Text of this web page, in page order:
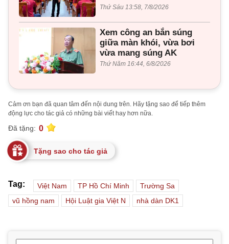
Thứ Sáu 13:58, 7/8/2026
Xem công an bắn súng
giữa màn khói, vừa bơi
vừa mang súng AK
Thứ Năm 16:44, 6/8/2026
Cảm ơn bạn đã quan tâm đến nội dung trên. Hãy tặng sao để tiếp thêm
động lực cho tác giả có những bài viết hay hơn nữa.
Đã tặng: 0
Tặng sao cho tác giả
Tag: Việt Nam TP Hồ Chí Minh
Trường Sa
vũ hồng nam
Hội Luật gia Việt N nhà dàn DK1